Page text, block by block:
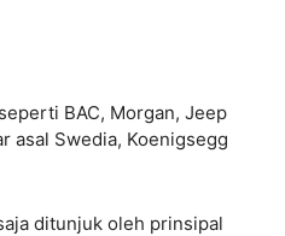
seperti BAC, Morgan, Jeep
asal Swedia, Koenigsegg
ditunjuk oleh prinsipal